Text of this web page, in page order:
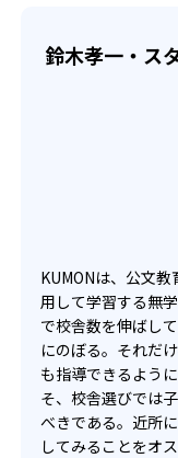
宿題の量や進め方
鈴木孝一・ス
KUMONは、公文
用して学習する無
で校舎数を伸ばし
にのぼる。それだ
も指導できるよう
そ、校舎選びでは
べきである。近所
してみることをオス